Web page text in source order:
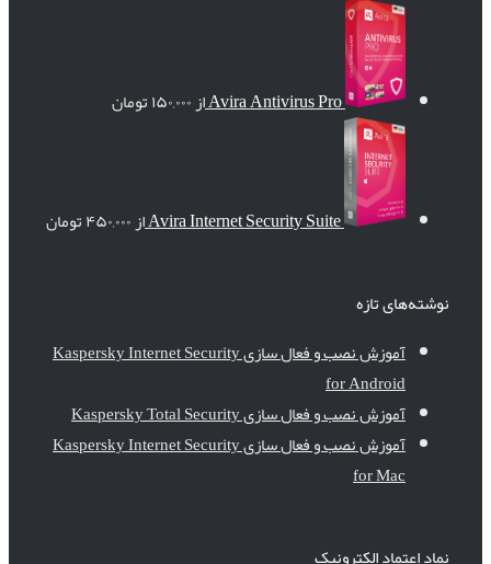
Avira Antivirus Proاز۱۵۰,۰۰۰تومان
Avira Internet Security Suiteاز۴۵۰,۰۰۰تومان
نوشته‌های تازه
آموزش نصب و فعال سازی Kaspersky Internet Security
for Android
آموزش نصب و فعال سازی Kaspersky Total Security
آموزش نصب و فعال سازی Kaspersky Internet Security
for Mac
نماد اعتماد الکترونیک